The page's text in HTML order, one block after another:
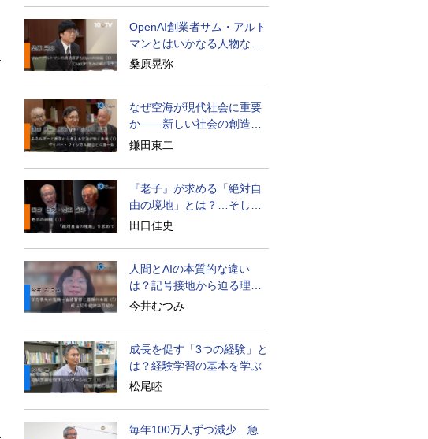
OpenAI創業者サム・アルト
マンとはいかなる人物なの
か
桑原晃弥
なぜ空海が現代社会に重要
か――新しい社会の創造の
ために
鎌田東二
『老子』が求める「絶対自
由の境地」とは？…そして
創造長寿へ
田口佳史
人間とAIの本質的な違い
は？記号接地から迫る理解
の本質
今井むつみ
成長を促す「3つの経験」と
は？経験学習の基本を学ぶ
松尾睦
毎年100万人ずつ減少…急